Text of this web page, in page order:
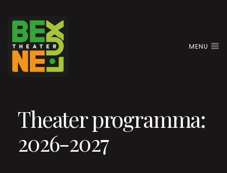
MENU
Theater programma:
2026-2027